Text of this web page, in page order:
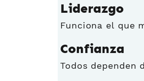
Liderazgo
Funciona el que
Confianza
Todos dependen